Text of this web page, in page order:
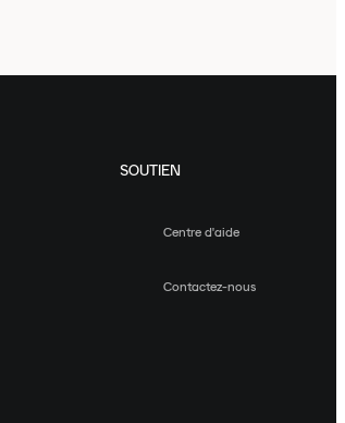
SOUTIEN
Centre d'aide
Contactez-nous